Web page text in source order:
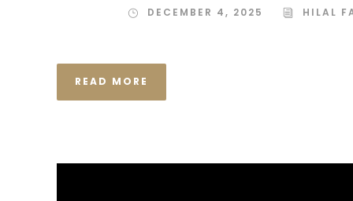
DECEMBER 4, 2025 HILAL
READ MORE